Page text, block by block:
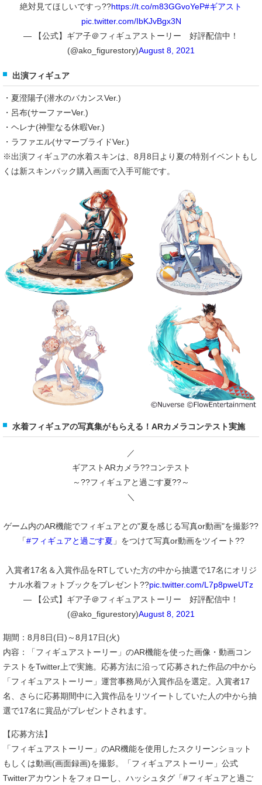
絶対見てほしいですっ??https://t.co/m83GGvoYeP#ギアスト
pic.twitter.com/IbKJvBgx3N
— 【公式】ギア子＠フィギュアストーリー 好評配信中！
(@ako_figurestory)August 8, 2021
出演フィギュア
・夏澄陽子(潜水のバカンスVer.)
・呂布(サーファーVer.)
・ヘレナ(神聖なる休暇Ver.)
・ラファエル(サマーブライドVer.)
※出演フィギュアの水着スキンは、8月8日より夏の特別イベントもし
くは新スキンパック購入画面で入手可能です。
水着フィギュアの写真集がもらえる！ARカメラコンテスト実施
／
ギアストARカメラ??コンテスト
～??フィギュアと過ごす夏??～
＼
ゲーム内のAR機能でフィギュアとの"夏を感じる写真or動画"を撮影??
「#フィギュアと過ごす夏 」をつけて写真or動画をツイート??
入賞者17名＆入賞作品をRTしていた方の中から抽選で17名にオリジ
ナル水着フォトブックをプレゼント??pic.twitter.com/L7p8pweUTz
— 【公式】ギア子＠フィギュアストーリー 好評配信中！
(@ako_figurestory)August 8, 2021
期間：8月8日(日)～8月17日(火)
内容：「フィギュアストーリー」のAR機能を使った画像・動画コン
テストをTwitter上で実施。応募方法に沿って応募された作品の中から
「フィギュアストーリー」運営事務局が入賞作品を選定。入賞者17
名、さらに応募期間中に入賞作品をリツイートしていた人の中から抽
選で17名に賞品がプレゼントされます。
【応募方法】
「フィギュアストーリー」のAR機能を使用したスクリーンショット
もしくは動画(画面録画)を撮影。「フィギュアストーリー」公式
Twitterアカウントをフォローし、ハッシュタグ「#フィギュアと過ご